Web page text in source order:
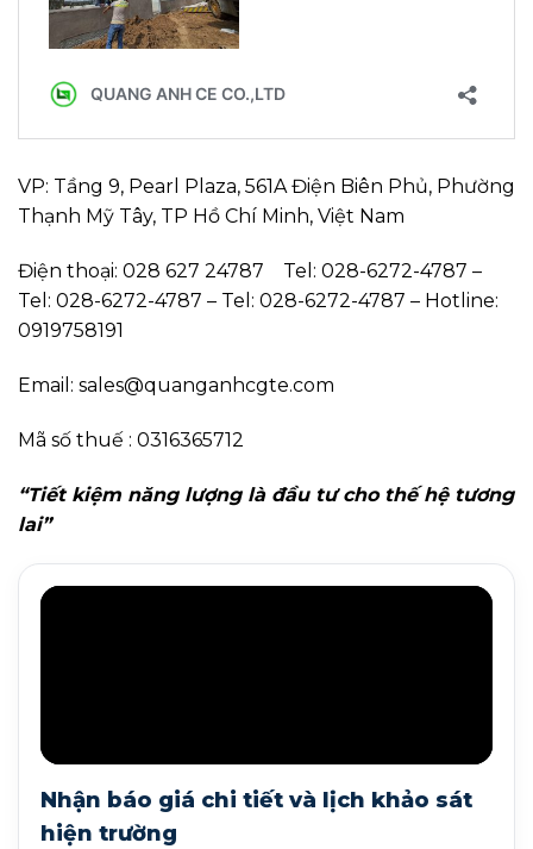
VP: Tầng 9, Pearl Plaza, 561A Điện Biên Phủ, Phường
Thạnh Mỹ Tây, TP Hồ Chí Minh, Việt Nam
Điện thoại: 028 627 24787 Tel: 028-6272-4787 –
Tel: 028-6272-4787 – Tel: 028-6272-4787 – Hotline:
0919758191
Email: sales@quanganhcgte.com
Mã số thuế : 0316365712
“Tiết kiệm năng lượng là đầu tư cho thế hệ tương
lai”
Nhận báo giá chi tiết và lịch khảo sát
hiện trường